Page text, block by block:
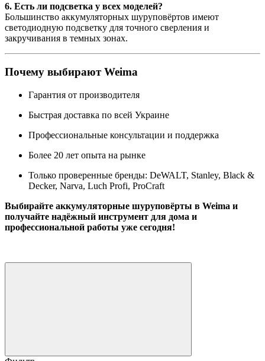
6. Есть ли подсветка у всех моделей?
Большинство аккумуляторных шуруповёртов имеют
светодиодную подсветку для точного сверления и
закручивания в темных зонах.
Почему выбирают Weima
Гарантия от производителя
Быстрая доставка по всей Украине
Профессиональные консультации и поддержка
Более 20 лет опыта на рынке
Только проверенные бренды: DeWALT, Stanley, Black &
Decker, Narva, Luch Profi, ProCraft
Выбирайте аккумуляторные шуруповёрты в Weima и
получайте надёжный инструмент для дома и
профессиональной работы уже сегодня!